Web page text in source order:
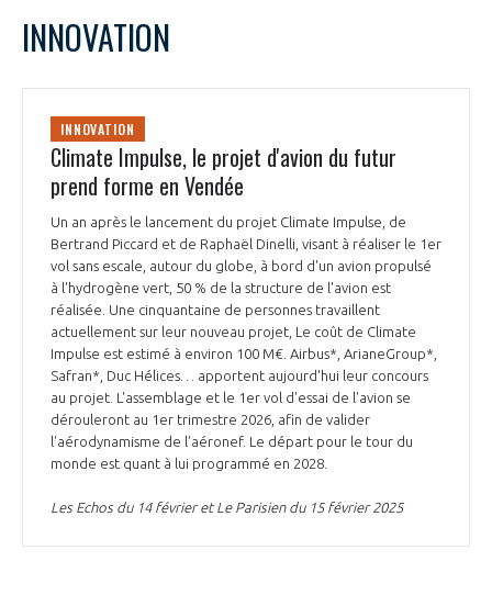
INNOVATION
INNOVATION
Climate Impulse, le projet d'avion du futur
prend forme en Vendée
Un an après le lancement du projet Climate Impulse, de
Bertrand Piccard et de Raphaël Dinelli, visant à réaliser le 1er
vol sans escale, autour du globe, à bord d'un avion propulsé
à l'hydrogène vert, 50 % de la structure de l'avion est
réalisée. Une cinquantaine de personnes travaillent
actuellement sur leur nouveau projet, Le coût de Climate
Impulse est estimé à environ 100 M€. Airbus*, ArianeGroup*,
Safran*, Duc Hélices… apportent aujourd'hui leur concours
au projet. L'assemblage et le 1er vol d'essai de l'avion se
dérouleront au 1er trimestre 2026, afin de valider
l'aérodynamisme de l'aéronef. Le départ pour le tour du
monde est quant à lui programmé en 2028.
Les Echos du 14 février et Le Parisien du 15 février 2025